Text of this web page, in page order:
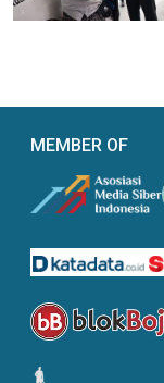
MEMBER OF